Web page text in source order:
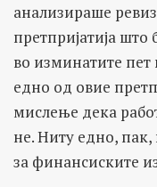
анализираше
претпријатија
во изминатите пет
едно од овие
мислење дека
не. Ниту едно,
за финансиските